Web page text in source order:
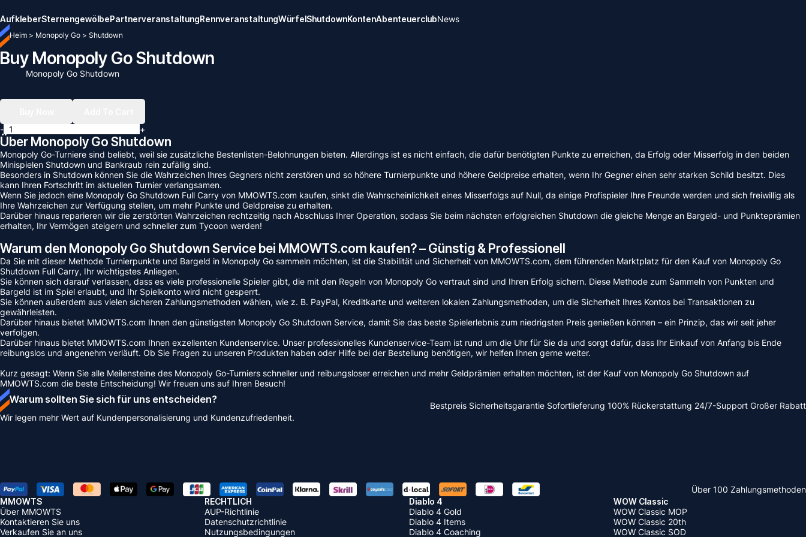
AufkleberSternengewölbePartnerveranstaltungRennveranstaltungWürfelShutdownKontenAbenteuerclubNews
Heim > Monopoly Go > Shutdown
Buy Monopoly Go Shutdown
Monopoly Go Shutdown
-
+
Über Monopoly Go Shutdown
Monopoly Go-Turniere sind beliebt, weil sie zusätzliche Bestenlisten-Belohnungen bieten. Allerdings ist es nicht einfach, die dafür benötigten Punkte zu erreichen, da Erfolg oder Misserfolg in den beiden
Minispielen Shutdown und Bankraub rein zufällig sind.
Besonders in Shutdown können Sie die Wahrzeichen Ihres Gegners nicht zerstören und so höhere Turnierpunkte und höhere Geldpreise erhalten, wenn Ihr Gegner einen sehr starken Schild besitzt. Dies
kann Ihren Fortschritt im aktuellen Turnier verlangsamen.
Wenn Sie jedoch eine Monopoly Go Shutdown Full Carry von MMOWTS.com kaufen, sinkt die Wahrscheinlichkeit eines Misserfolgs auf Null, da einige Profispieler Ihre Freunde werden und sich freiwillig als
Ihre Wahrzeichen zur Verfügung stellen, um mehr Punkte und Geldpreise zu erhalten.
Darüber hinaus reparieren wir die zerstörten Wahrzeichen rechtzeitig nach Abschluss Ihrer Operation, sodass Sie beim nächsten erfolgreichen Shutdown die gleiche Menge an Bargeld- und Punkteprämien
erhalten, Ihr Vermögen steigern und schneller zum Tycoon werden!
Warum den Monopoly Go Shutdown Service bei MMOWTS.com kaufen? – Günstig & Professionell
Da Sie mit dieser Methode Turnierpunkte und Bargeld in Monopoly Go sammeln möchten, ist die Stabilität und Sicherheit von MMOWTS.com, dem führenden Marktplatz für den Kauf von Monopoly Go
Shutdown Full Carry, Ihr wichtigstes Anliegen.
Sie können sich darauf verlassen, dass es viele professionelle Spieler gibt, die mit den Regeln von Monopoly Go vertraut sind und Ihren Erfolg sichern. Diese Methode zum Sammeln von Punkten und
Bargeld ist im Spiel erlaubt, und Ihr Spielkonto wird nicht gesperrt.
Sie können außerdem aus vielen sicheren Zahlungsmethoden wählen, wie z. B. PayPal, Kreditkarte und weiteren lokalen Zahlungsmethoden, um die Sicherheit Ihres Kontos bei Transaktionen zu
gewährleisten.
Darüber hinaus bietet MMOWTS.com Ihnen den günstigsten Monopoly Go Shutdown Service, damit Sie das beste Spielerlebnis zum niedrigsten Preis genießen können – ein Prinzip, das wir seit jeher
verfolgen.
Darüber hinaus bietet MMOWTS.com Ihnen exzellenten Kundenservice. Unser professionelles Kundenservice-Team ist rund um die Uhr für Sie da und sorgt dafür, dass Ihr Einkauf von Anfang bis Ende
reibungslos und angenehm verläuft. Ob Sie Fragen zu unseren Produkten haben oder Hilfe bei der Bestellung benötigen, wir helfen Ihnen gerne weiter.
Kurz gesagt: Wenn Sie alle Meilensteine ​​des Monopoly Go-Turniers schneller und reibungsloser erreichen und mehr Geldprämien erhalten möchten, ist der Kauf von Monopoly Go Shutdown auf
MMOWTS.com die beste Entscheidung! Wir freuen uns auf Ihren Besuch!
Warum sollten Sie sich für uns entscheiden?
Wir legen mehr Wert auf Kundenpersonalisierung und Kundenzufriedenheit.
Bestpreis Sicherheitsgarantie Sofortlieferung 100% Rückerstattung 24/7-Support Großer Rabatt
Über 100 Zahlungsmethoden
MMOWTS
Über MMOWTS
Kontaktieren Sie uns
Verkaufen Sie an uns
RECHTLICH
AUP-Richtlinie
Datenschutzrichtlinie
Nutzungsbedingungen
Diablo 4
Diablo 4 Gold
Diablo 4 Items
Diablo 4 Coaching
WOW Classic
WOW Classic MOP
WOW Classic 20th
WOW Classic SOD